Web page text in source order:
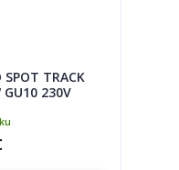
TRACK
230V